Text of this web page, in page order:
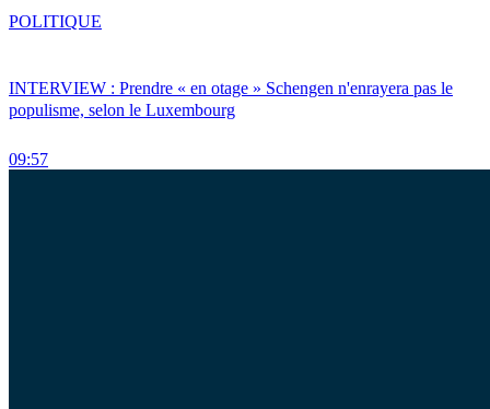
INTERVIEW : Prendre « en otage » Schengen n'enrayera pas le
populisme, selon le Luxembourg
09:57
POLITIQUE